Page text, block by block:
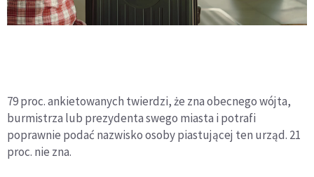
79 proc. ankietowanych twierdzi, że zna obecnego wójta,
burmistrza lub prezydenta swego miasta i potrafi
poprawnie podać nazwisko osoby piastującej ten urząd. 21
proc. nie zna.